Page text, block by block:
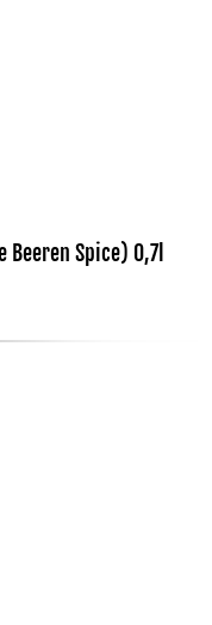
Beeren Spice) 0,7l